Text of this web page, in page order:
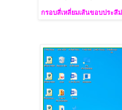
กรอบสี่เหลี่ยมเส้นขอบประสีม่